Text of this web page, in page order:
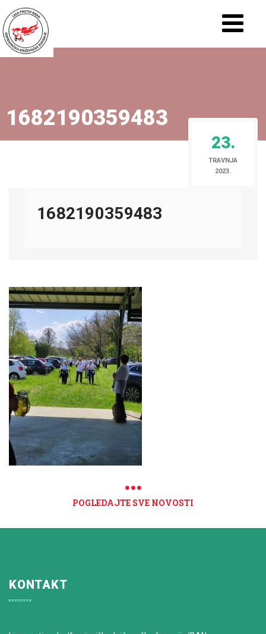
1682190359483
23.
TRAVNJA
2023.
1682190359483
POGLEDAJTE SVE NOVOSTI
KONTAKT